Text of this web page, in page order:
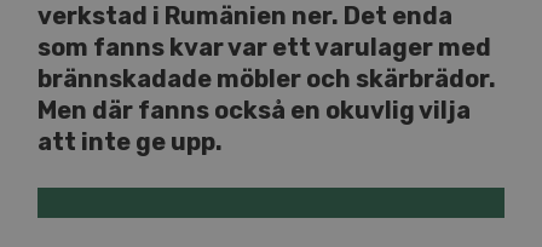
verk­stad i Rumänien ner. Det enda
som fanns kvar var ett varulager med
bränn­ska­da­de möbler och skär­brä­dor.
Men där fanns också en okuvlig vilja
att inte ge upp.